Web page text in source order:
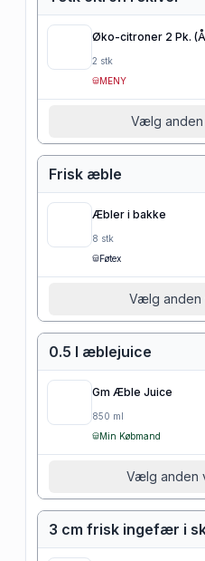
Øko-citroner 2 Pk.
2 stk
MENY
Vælg anden
Frisk æble
Æbler i bakke
8 stk
Føtex
Vælg anden
0.5 l æblejuice
Gm Æble Juice
850 ml
Min Købmand
Vælg anden
3 cm frisk ingefær i